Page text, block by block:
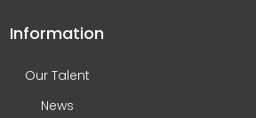
Information
Our Talent
News